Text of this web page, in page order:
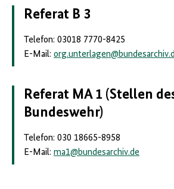
Referat B 3
Telefon: 03018 7770-8425
E-Mail: org.unterlagen@
Referat MA 1 (Stellen
Bundeswehr)
Telefon: 030 18665-8958
E-Mail: ma1@bundesarchiv.de